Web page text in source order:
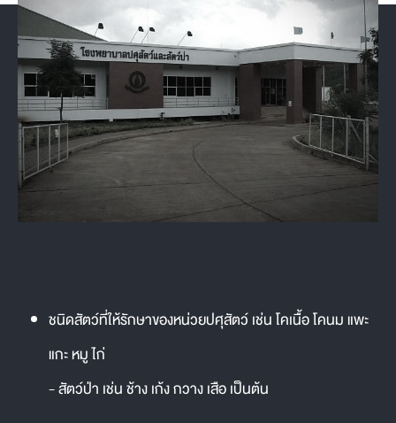
ชนิดสัตว์ที่ให้รักษาของหน่วยปศุสัตว์ เช่น โคเนื้อ โคนม แพะ
แกะ หมู ไก่
- สัตว์ป่า เช่น ช้าง เก้ง กวาง เสือ เป็นต้น